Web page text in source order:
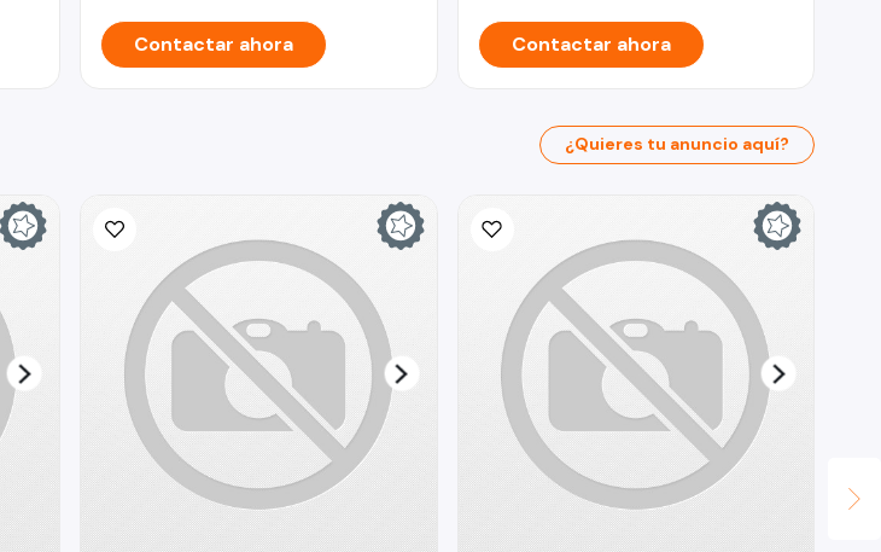
Contactar ahora Contactar ahora
¿Quieres tu anuncio aquí?